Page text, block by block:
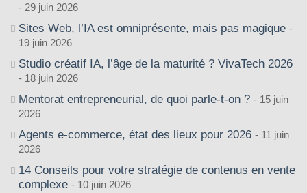
29 juin 2026
Sites Web, l’IA est omniprésente, mais pas magique
19 juin 2026
Studio créatif IA, l’âge de la maturité ? VivaTech 2026
18 juin 2026
Mentorat entrepreneurial, de quoi parle-t-on ?
15 juin
2026
Agents e-commerce, état des lieux pour 2026
11 juin
2026
14 Conseils pour votre stratégie de contenus en vente
complexe
10 juin 2026